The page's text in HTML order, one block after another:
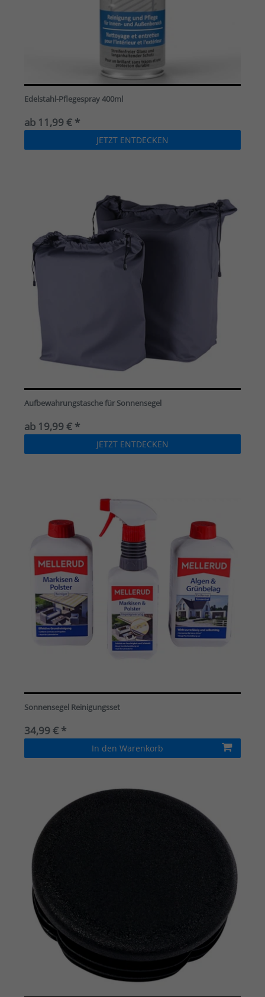
Edelstahl-Pflegespray 400ml
ab 11,99 € *
JETZT ENTDECKEN
Aufbewahrungstasche für Sonnensegel
ab 19,99 € *
JETZT ENTDECKEN
Sonnensegel Reinigungsset
34,99 € *
In den Warenkorb